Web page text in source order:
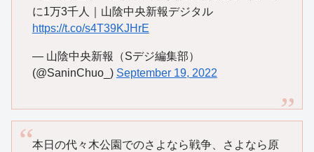
に1万3千人｜山陰中央新報デジタル
https://t.co/s4T39KJHrE
— 山陰中央新報（Sデジ編集部）
(@SaninChuo_) September 19, 2022
本日の代々木公園でのさよなら戦争、さよなら原